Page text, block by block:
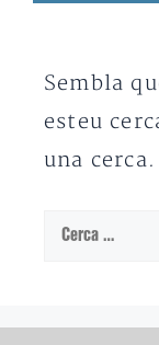
Sembla
esteu
una cerca.
Cerca: